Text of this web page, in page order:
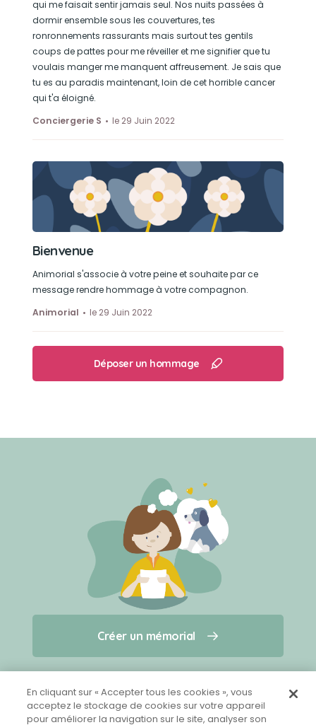
Créer un mémorial
Qui sommes-nous ?
Nous contacter
qui me faisait sentir jamais seul. Nos nuits passées à
dormir ensemble sous les couvertures, tes
ronronnements rassurants mais surtout tes gentils
coups de pattes pour me réveiller et me signifier que tu
voulais manger me manquent affreusement. Je sais que
tu es au paradis maintenant, loin de cet horrible cancer
qui t'a éloigné.
Conciergerie S
le 29 Juin 2022
Bienvenue
Animorial s'associe à votre peine et souhaite par ce
message rendre hommage à votre compagnon.
Animorial
le 29 Juin 2022
Déposer un hommage
Créer un mémorial
En cliquant sur « Accepter tous les cookies », vous
acceptez le stockage de cookies sur votre appareil
pour améliorer la navigation sur le site, analyser son